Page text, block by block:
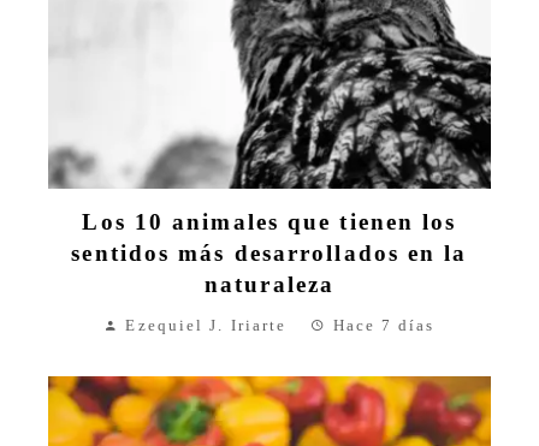
Los 10 animales que tienen los
sentidos más desarrollados en la
naturaleza
Ezequiel J. Iriarte Hace 7 días